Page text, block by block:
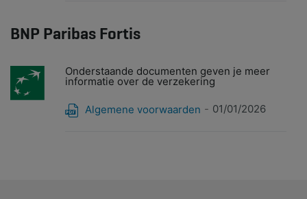
BNP Paribas Fortis
Onderstaande documenten geven je meer
informatie over de verzekering
Algemene voorwaarden 01/01/2026